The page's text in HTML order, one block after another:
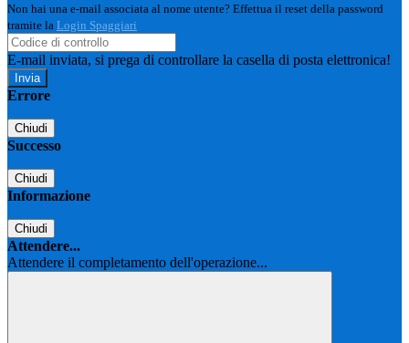
Non hai una e-mail associata al nome utente? Effettua il reset della password
tramite la Login Spaggiari
E-mail inviata, si prega di controllare la casella di posta elettronica!
Errore
Chiudi
Successo
Chiudi
Informazione
Chiudi
Attendere...
Attendere il completamento dell'operazione...